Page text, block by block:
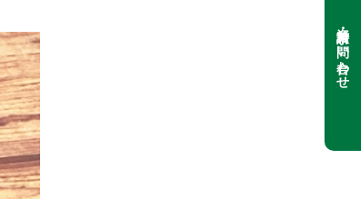
資料請求・お問い合わせ